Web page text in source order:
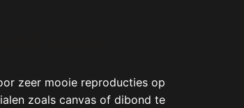
zeer mooie reproducties op
zoals canvas of dibond te